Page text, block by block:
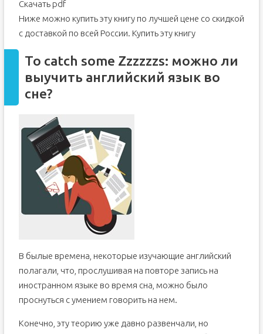
Скачать pdf
Ниже можно купить эту книгу по лучшей цене со скидкой
с доставкой по всей России. Купить эту книгу
To catch some Zzzzzzs: можно ли
выучить английский язык во
сне?
В былые времена, некоторые изучающие английский
полагали, что, прослушивая на повторе запись на
иностранном языке во время сна, можно было
проснуться с умением говорить на нем.
Конечно, эту теорию уже давно развенчали, но